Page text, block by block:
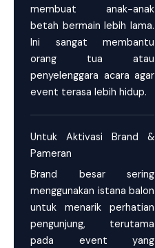
membuat anak-anak
betah bermain lebih lama.
Ini sangat membantu
orang tua atau
penyelenggara acara agar
event terasa lebih hidup.
Untuk Aktivasi Brand &
Pameran
Brand besar sering
menggunakan istana balon
untuk menarik perhatian
pengunjung, terutama
pada event yang